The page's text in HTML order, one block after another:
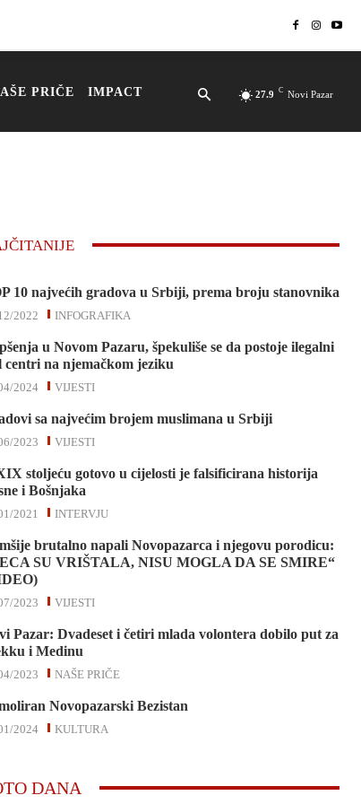
PRIČE IMPACT 27.9 C Novi Pazar
10 najvećih gradova u Srbiji, prema broju stanovnika
INFOGRAFIKA
2022
u Novom Pazaru, špekuliše se da postoje ilegalni
centri na njemačkom jeziku
VIJESTI
2024
sa najvećim brojem muslimana u Srbiji
VIJESTI
2023
stoljeću gotovo u cijelosti je falsificirana historija
i Bošnjaka
INTERVJU
2021
brutalno napali Novopazarca i njegovu porodicu:
SU VRIŠTALA, NISU MOGLA DA SE SMIRE“
VIJESTI
2023
Pazar: Dvadeset i četiri mlada volontera dobilo put za
i Medinu
NAŠE PRIČE
2023
Novopazarski Bezistan
KULTURA
2024
DANA